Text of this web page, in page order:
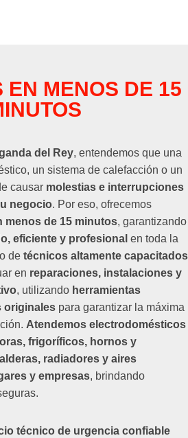
EN MENOS DE 15
del Rey, entendemos que una
un sistema de calefacción o un
causar molestias e interrupciones
negocio. Por eso, ofrecemos
menos de 15 minutos, garantizando
eficiente y profesional en toda la
de técnicos altamente capacitados
en reparaciones, instalaciones y
, utilizando herramientas
originales para garantizar la máxima
Atendemos electrodomésticos
frigoríficos, hornos y
radiadores y aires
y empresas, brindando
técnico de urgencia confiable